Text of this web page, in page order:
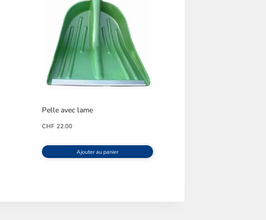
Pelle avec lame
CHF 22.00
Ajouter au panier